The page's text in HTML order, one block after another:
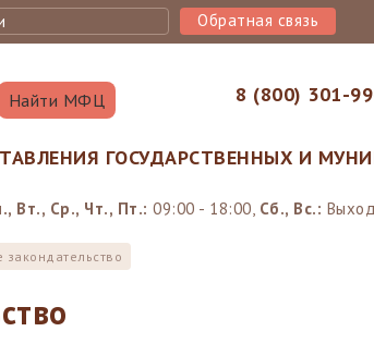
8 (800) 301-
Обратная связь
Найти МФЦ
ГОСУДАРСТВЕННЫХ И
Вт., Ср., Чт., Пт.: 09:00 - 18:00, Сб., Вс.: